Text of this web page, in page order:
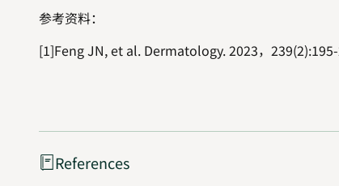
参考资料：
[1]Feng JN, et al. Dermatology. 2023，
References